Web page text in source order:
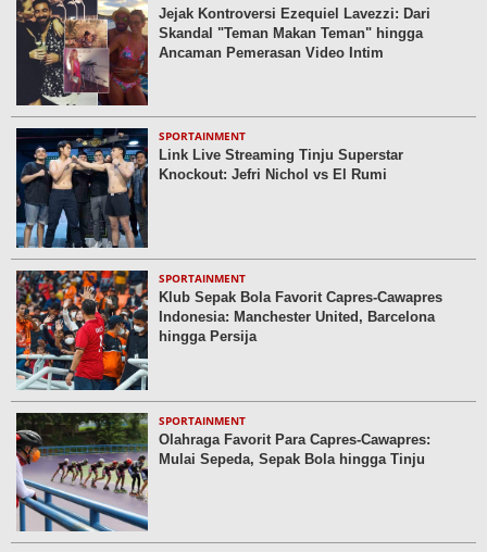
Jejak Kontroversi Ezequiel Lavezzi: Dari
Skandal "Teman Makan Teman" hingga
Ancaman Pemerasan Video Intim
SPORTAINMENT
Link Live Streaming Tinju Superstar
Knockout: Jefri Nichol vs El Rumi
SPORTAINMENT
Klub Sepak Bola Favorit Capres-Cawapres
Indonesia: Manchester United, Barcelona
hingga Persija
SPORTAINMENT
Olahraga Favorit Para Capres-Cawapres:
Mulai Sepeda, Sepak Bola hingga Tinju